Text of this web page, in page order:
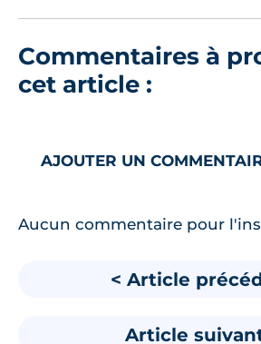
Commentaires à
cet article :
AJOUTER UN
Aucun commentaire pour
< Article
Article